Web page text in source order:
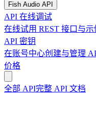
Fish Audio API
API 在线调试
在线试用 REST 接口与示
API 密钥
在账号中心创建与管理
价格
全部 API完整 API 文档